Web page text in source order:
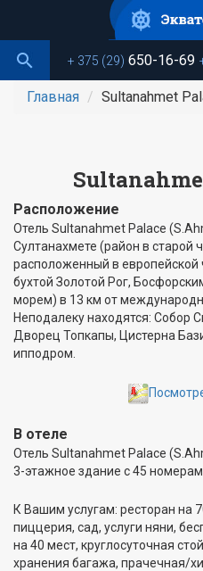
основному
содержанию+ 375 (29) 650-16-69
Главная Sultanahmet
Расположение
Отель Sultanahmet Palace
Султанахмете (район в старой
расположенный в
бухтой Золотой Рог,
морем) в 13 км от
Неподалеку находятся: Собор
Дворец Топкапы, Цистерна
ипподром.
В отеле
Отель Sultanahmet Palace
3-этажное здание с 45
К Вашим услугам: ресторан на
пиццерия, сад, услуги няни,
на 40 мест, круглосуточная
хранения багажа, прачечная/